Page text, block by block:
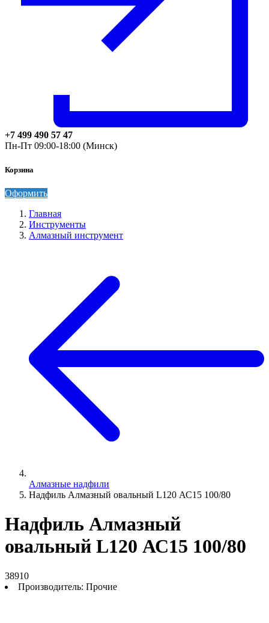
+7 499 490 57 47
Пн-Пт 09:00-18:00 (Минск)
Корзина
Оформить
Главная
Инструменты
Алмазный инструмент
Алмазные надфили
Надфиль Алмазный овальный L120 АС15 100/80
Надфиль Алмазный
овальный L120 АС15 100/80
38910
Производитель: Прочие